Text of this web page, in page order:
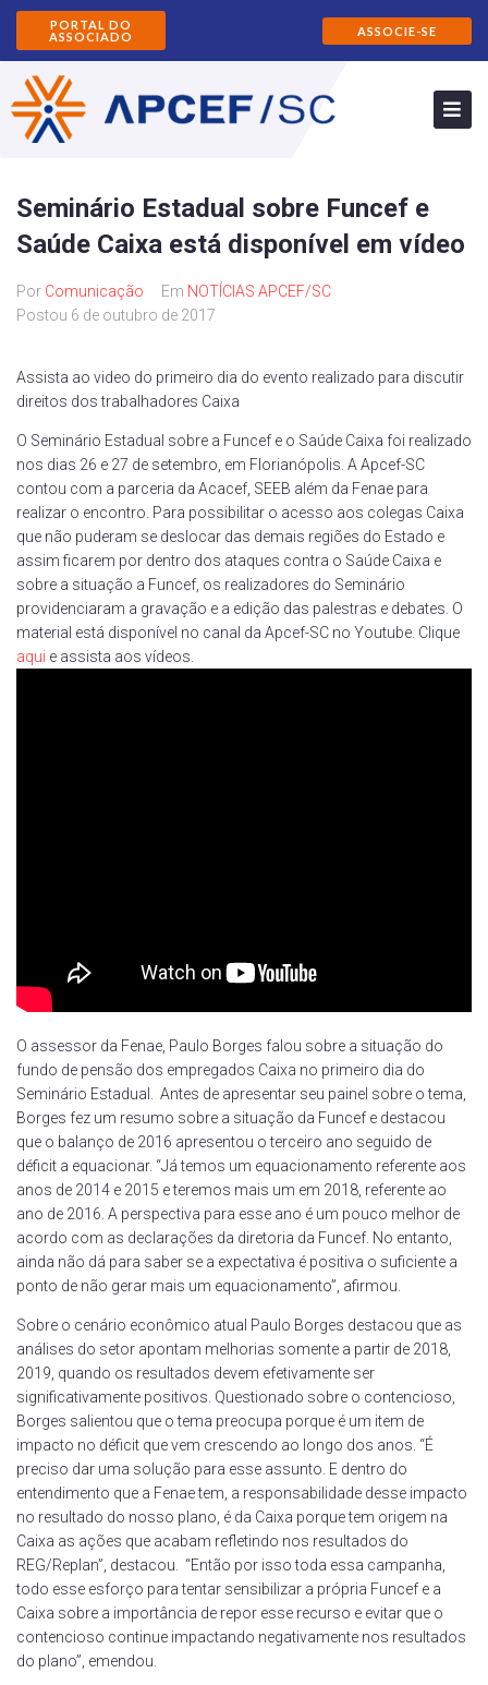
PORTAL DO
ASSOCIADO
ASSOCIE-SE
Seminário Estadual sobre Funcef e
Saúde Caixa está disponível em vídeo
Por Comunicação Em NOTÍCIAS APCEF/SC
Postou 6 de outubro de 2017
Assista ao video do primeiro dia do evento realizado para discutir
direitos dos trabalhadores Caixa
O Seminário Estadual sobre a Funcef e o Saúde Caixa foi realizado
nos dias 26 e 27 de setembro, em Florianópolis. A Apcef-SC
contou com a parceria da Acacef, SEEB além da Fenae para
realizar o encontro. Para possibilitar o acesso aos colegas Caixa
que não puderam se deslocar das demais regiões do Estado e
assim ficarem por dentro dos ataques contra o Saúde Caixa e
sobre a situação a Funcef, os realizadores do Seminário
providenciaram a gravação e a edição das palestras e debates. O
material está disponível no canal da Apcef-SC no Youtube. Clique
aqui e assista aos vídeos.
O assessor da Fenae, Paulo Borges falou sobre a situação do
fundo de pensão dos empregados Caixa no primeiro dia do
Seminário Estadual. Antes de apresentar seu painel sobre o tema,
Borges fez um resumo sobre a situação da Funcef e destacou
que o balanço de 2016 apresentou o terceiro ano seguido de
déficit a equacionar. “Já temos um equacionamento referente aos
anos de 2014 e 2015 e teremos mais um em 2018, referente ao
ano de 2016. A perspectiva para esse ano é um pouco melhor de
acordo com as declarações da diretoria da Funcef. No entanto,
ainda não dá para saber se a expectativa é positiva o suficiente a
ponto de não gerar mais um equacionamento”, afirmou.
Sobre o cenário econômico atual Paulo Borges destacou que as
análises do setor apontam melhorias somente a partir de 2018,
2019, quando os resultados devem efetivamente ser
significativamente positivos. Questionado sobre o contencioso,
Borges salientou que o tema preocupa porque é um item de
impacto no déficit que vem crescendo ao longo dos anos. “É
preciso dar uma solução para esse assunto. E dentro do
entendimento que a Fenae tem, a responsabilidade desse impacto
no resultado do nosso plano, é da Caixa porque tem origem na
Caixa as ações que acabam refletindo nos resultados do
REG/Replan”, destacou. “Então por isso toda essa campanha,
todo esse esforço para tentar sensibilizar a própria Funcef e a
Caixa sobre a importância de repor esse recurso e evitar que o
contencioso continue impactando negativamente nos resultados
do plano”, emendou.